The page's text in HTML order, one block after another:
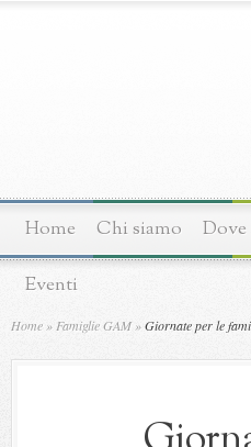
Home Chi siamo Dove
Eventi
Home » Famiglie GAM »Giornate per le